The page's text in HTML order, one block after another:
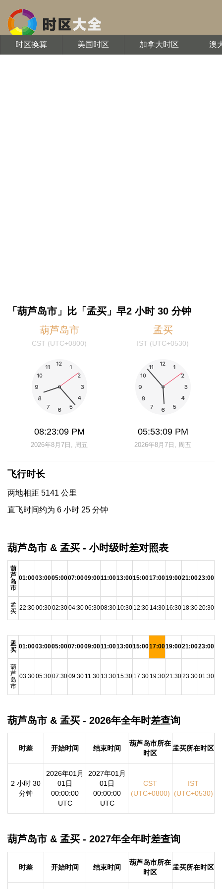
时区换算 美国时区 加拿大时区 澳
「葫芦岛市」比「孟买」早2 小时 30 分钟
葫芦岛市
CST (UTC+0800)
08:23:09 PM
2026年8月7日, 周五
孟买
IST (UTC+0530)
05:53:09 PM
2026年8月7日, 周五
飞行时长
两地相距 5141 公里
直飞时间约为 6 小时 25 分钟
葫芦岛市 & 孟买 - 小时级时差对照表
葫
芦
岛
市
01:0003:0005:0007:0009:0011:0013:0015:0017:0019:0021:0023:00
孟
买 22:3000:3002:3004:3006:3008:30 10:30 12:30 14:30 16:30 18:3020:30
孟
买 01:0003:0005:0007:0009:0011:0013:0015:0017:0019:0021:0023:00
葫
芦
岛
市
03:3005:3007:3009:30 11:30 13:30 15:30 17:30 19:3021:3023:3001:30
葫芦岛市 & 孟买 - 2026年全年时差查询
时差 开始时间 结束时间
葫芦岛市所在
时区
孟买所在时区
2 小时 30
分钟
2026年01月
01日
00:00:00
UTC
2027年01月
01日
00:00:00
UTC
CST
(UTC+0800)
IST
(UTC+0530)
葫芦岛市 & 孟买 - 2027年全年时差查询
时差 开始时间 结束时间
葫芦岛市所在
时区
孟买所在时区